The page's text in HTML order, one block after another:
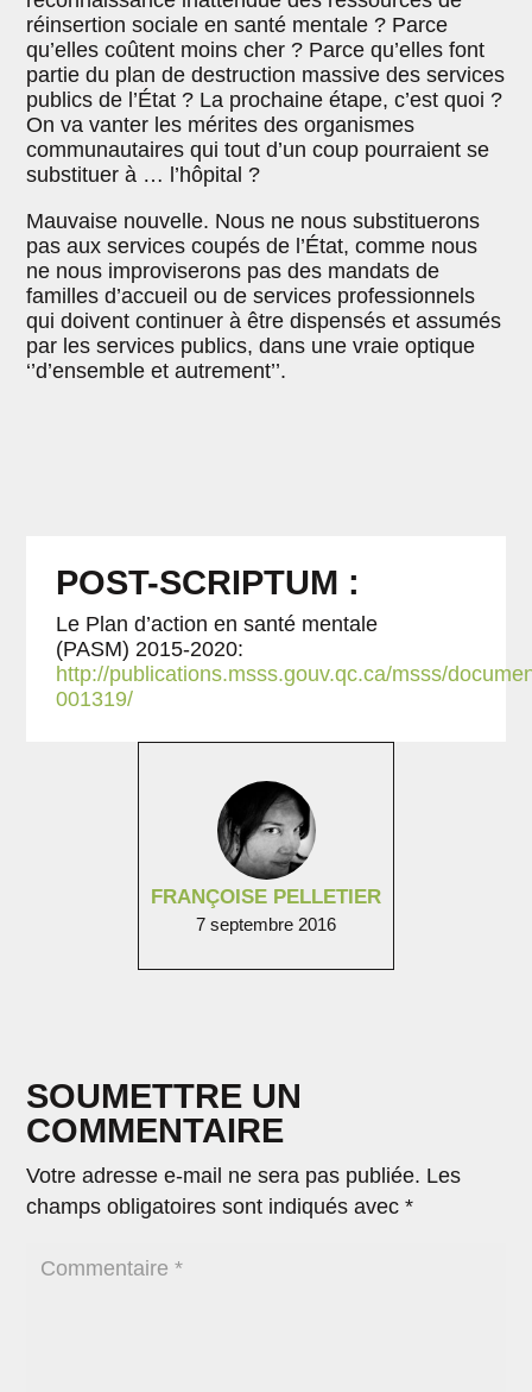
FRANÇOISE PELLETIER
7 septembre 2016
réinsertion sociale en santé mentale ? Parce
qu’elles coûtent moins cher ? Parce qu’elles font
partie du plan de destruction massive des services
publics de l’État ? La prochaine étape, c’est quoi ?
On va vanter les mérites des organismes
communautaires qui tout d’un coup pourraient se
substituer à … l’hôpital ?
Mauvaise nouvelle. Nous ne nous substituerons
pas aux services coupés de l’État, comme nous
ne nous improviserons pas des mandats de
familles d’accueil ou de services professionnels
qui doivent continuer à être dispensés et assumés
par les services publics, dans une vraie optique
‘’d’ensemble et autrement’’.
POST-SCRIPTUM :
Le Plan d’action en santé mentale
(PASM) 2015-2020:
http://publications.msss.gouv.qc.ca/msss/
001319/
SOUMETTRE UN
COMMENTAIRE
Votre adresse e-mail ne sera pas publiée. Les
champs obligatoires sont indiqués avec*